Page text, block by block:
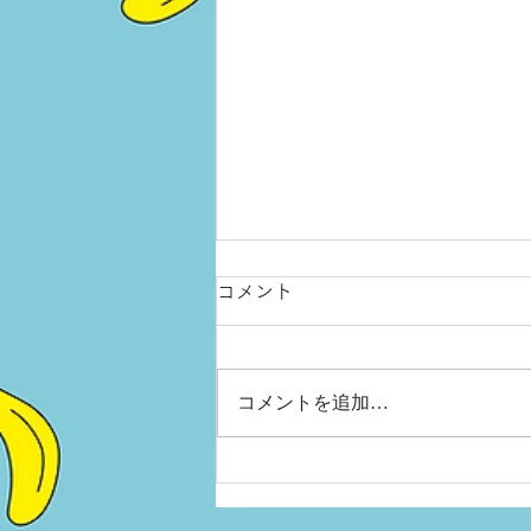
2022年 ごあいさつ
コメント
コメントを追加…